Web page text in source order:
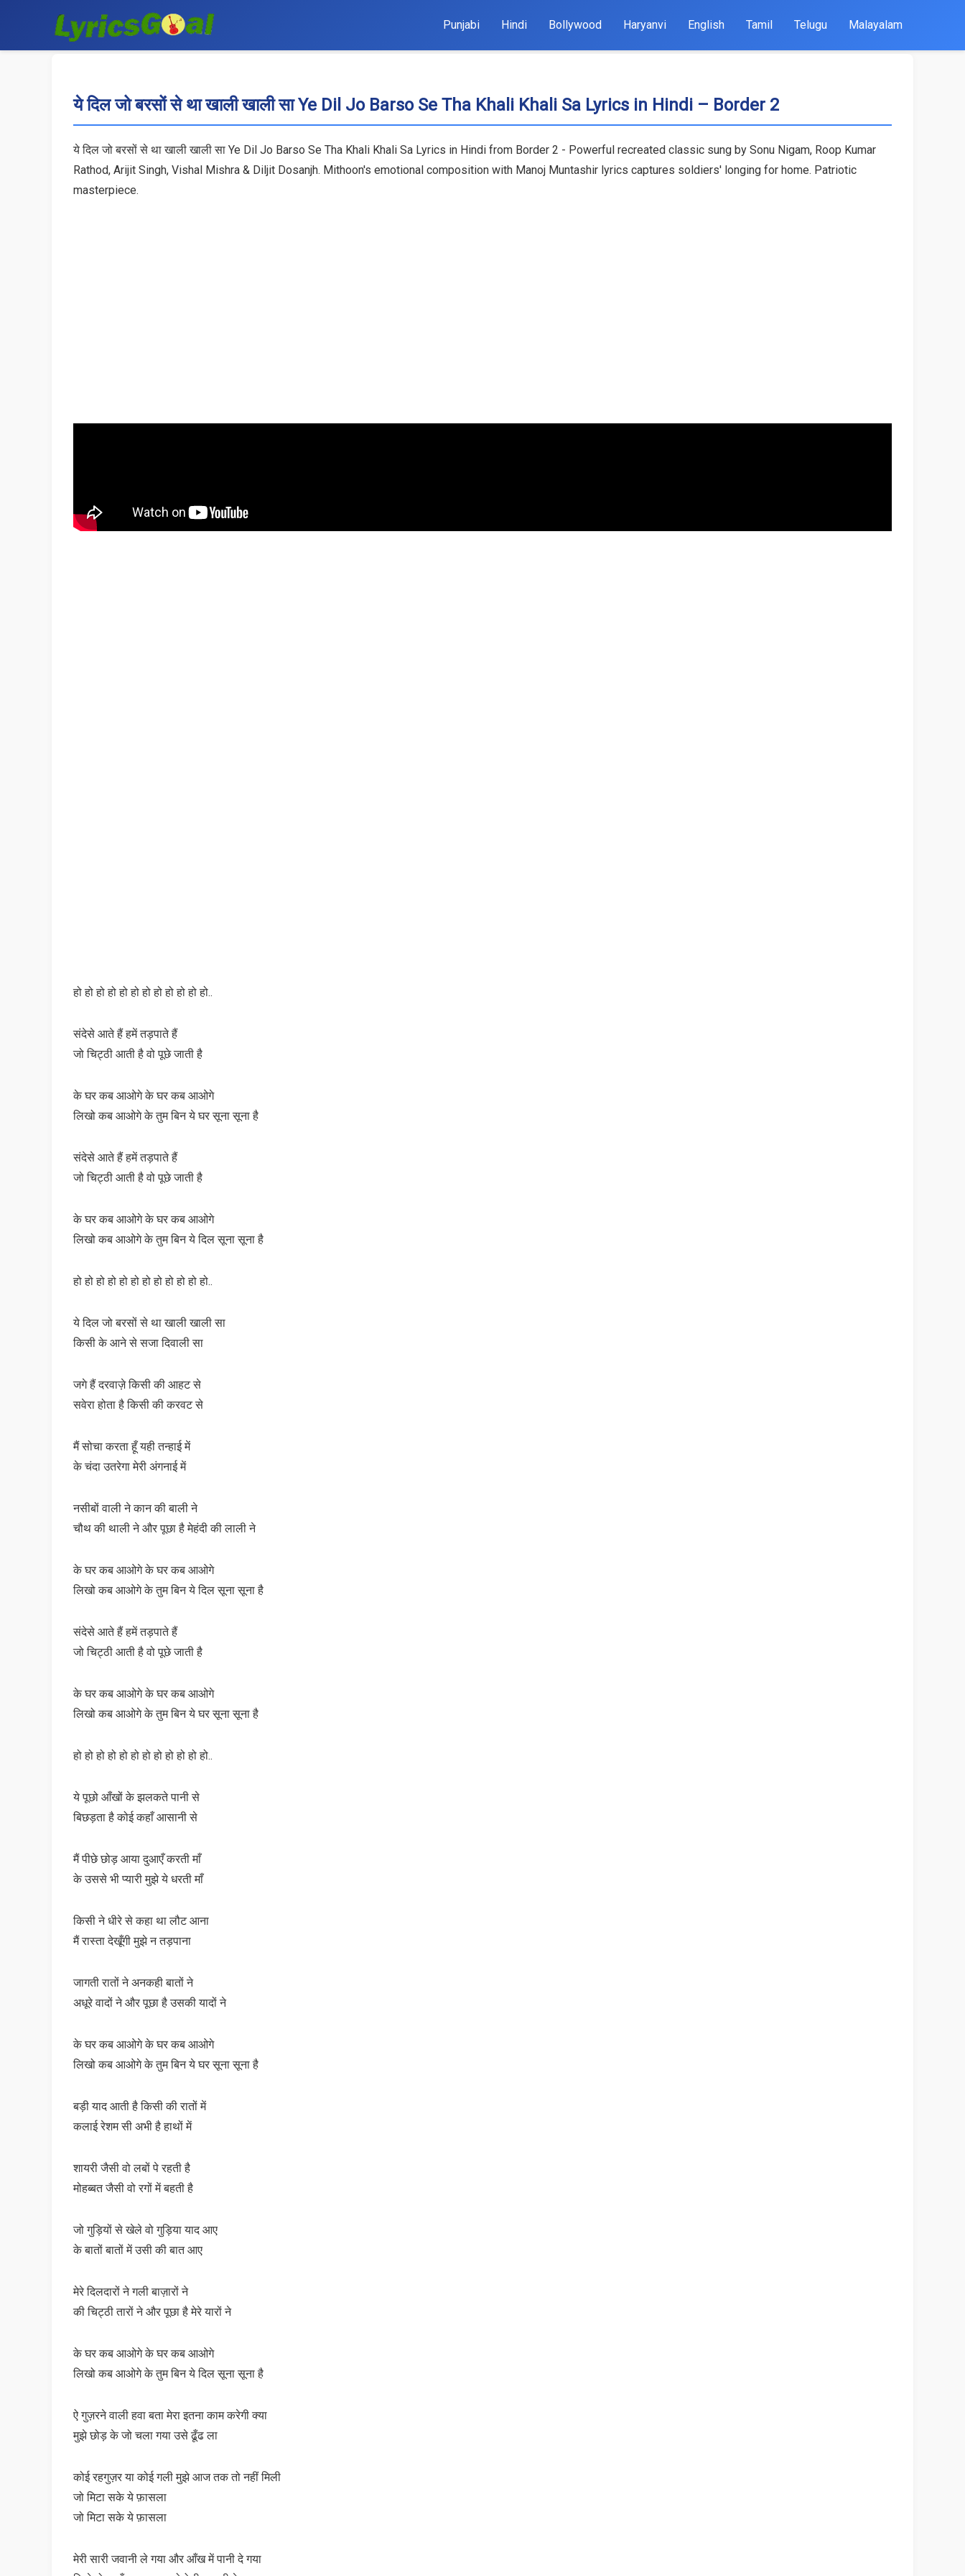
Punjabi Hindi Bollywood Haryanvi English Tamil Telugu Malayalam
ये दिल जो बरसों से था खाली खाली सा Ye Dil Jo Barso Se Tha Khali Khali Sa Lyrics in Hindi – Border 2
ये दिल जो बरसों से था खाली खाली सा Ye Dil Jo Barso Se Tha Khali Khali Sa Lyrics in Hindi from Border 2 - Powerful recreated classic sung by Sonu Nigam, Roop Kumar
Rathod, Arijit Singh, Vishal Mishra & Diljit Dosanjh. Mithoon's emotional composition with Manoj Muntashir lyrics captures soldiers' longing for home. Patriotic
masterpiece.
हो हो हो हो हो हो हो हो हो हो हो हो..
संदेसे आते हैं हमें तड़पाते हैं
जो चिट्ठी आती है वो पूछे जाती है
के घर कब आओगे के घर कब आओगे
लिखो कब आओगे के तुम बिन ये घर सूना सूना है
संदेसे आते हैं हमें तड़पाते हैं
जो चिट्ठी आती है वो पूछे जाती है
के घर कब आओगे के घर कब आओगे
लिखो कब आओगे के तुम बिन ये दिल सूना सूना है
हो हो हो हो हो हो हो हो हो हो हो हो..
ये दिल जो बरसों से था खाली खाली सा
किसी के आने से सजा दिवाली सा
जगे हैं दरवाज़े किसी की आहट से
सवेरा होता है किसी की करवट से
मैं सोचा करता हूँ यही तन्हाई में
के चंदा उतरेगा मेरी अंगनाई में
नसीबों वाली ने कान की बाली ने
चौथ की थाली ने और पूछा है मेहंदी की लाली ने
के घर कब आओगे के घर कब आओगे
लिखो कब आओगे के तुम बिन ये दिल सूना सूना है
संदेसे आते हैं हमें तड़पाते हैं
जो चिट्ठी आती है वो पूछे जाती है
के घर कब आओगे के घर कब आओगे
लिखो कब आओगे के तुम बिन ये घर सूना सूना है
हो हो हो हो हो हो हो हो हो हो हो हो..
ये पूछो आँखों के झलकते पानी से
बिछड़ता है कोई कहाँ आसानी से
मैं पीछे छोड़ आया दुआएँ करती माँ
के उससे भी प्यारी मुझे ये धरती माँ
किसी ने धीरे से कहा था लौट आना
मैं रास्ता देखूँगी मुझे न तड़पाना
जागती रातों ने अनकही बातों ने
अधूरे वादों ने और पूछा है उसकी यादों ने
के घर कब आओगे के घर कब आओगे
लिखो कब आओगे के तुम बिन ये घर सूना सूना है
बड़ी याद आती है किसी की रातों में
कलाई रेशम सी अभी है हाथों में
शायरी जैसी वो लबों पे रहती है
मोहब्बत जैसी वो रगों में बहती है
जो गुड़ियों से खेले वो गुड़िया याद आए
के बातों बातों में उसी की बात आए
मेरे दिलदारों ने गली बाज़ारों ने
की चिट्ठी तारों ने और पूछा है मेरे यारों ने
के घर कब आओगे के घर कब आओगे
लिखो कब आओगे के तुम बिन ये दिल सूना सूना है
ऐ गुज़रने वाली हवा बता मेरा इतना काम करेगी क्या
मुझे छोड़ के जो चला गया उसे ढूँढ ला
कोई रहगुज़र या कोई गली मुझे आज तक तो नहीं मिली
जो मिटा सके ये फ़ासला
जो मिटा सके ये फ़ासला
मेरी सारी जवानी ले गया और आँख में पानी दे गया